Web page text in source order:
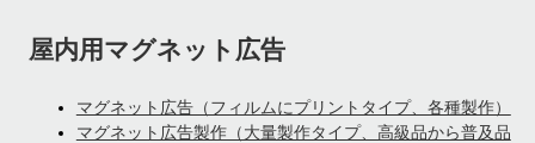
屋内用マグネット広告
マグネット広告（フィルムにプリントタイプ、各種製作）
マグネット広告製作（大量製作タイプ、高級品から普及品